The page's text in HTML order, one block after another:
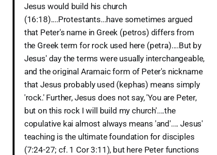
Jesus would build his church
(16:18)....Protestants...have sometimes argued
that Peter's name in Greek (petros) differs from
the Greek term for rock used here (petra)....But by
Jesus' day the terms were usually interchangeable,
and the original Aramaic form of Peter's nickname
that Jesus probably used (kephas) means simply
'rock.' Further, Jesus does not say, 'You are Peter,
but on this rock I will build my church'....the
copulative kai almost always means 'and'.... Jesus'
teaching is the ultimate foundation for disciples
(7:24-27; cf. 1 Cor 3:11), but here Peter functions